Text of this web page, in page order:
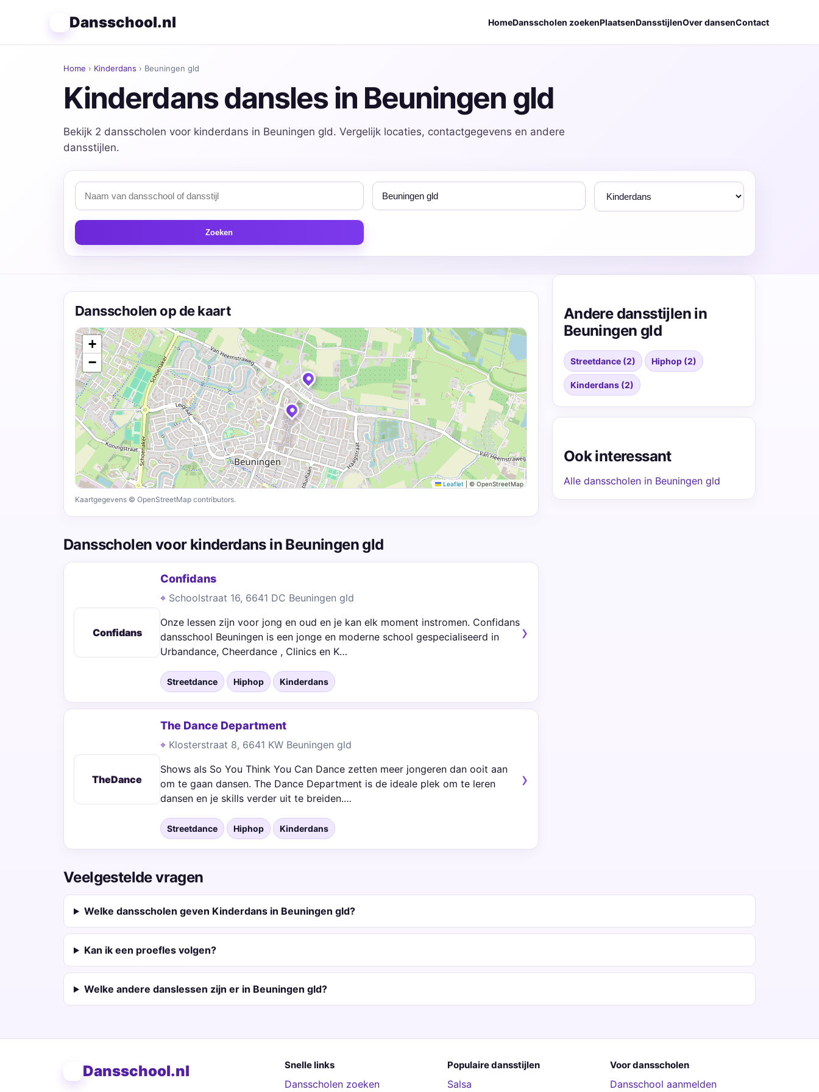
Dansschool.nl HomeDansscholen zoekenPlaatsenDansstijlenOver dansenContact
Home › Kinderdans › Beuningen gld
Kinderdans dansles in Beuningen gld
Bekijk 2 dansscholen voor kinderdans in Beuningen gld. Vergelijk locaties, contactgegevens en andere
dansstijlen.
Zoeken
Dansscholen op de kaart
+
−
Leaflet © OpenStreetMap
Kaartgegevens © OpenStreetMap contributors.
Dansscholen voor kinderdans in Beuningen gld
Confidans
Confidans
Schoolstraat 16, 6641 DC Beuningen gld
Onze lessen zijn voor jong en oud en je kan elk moment instromen. Confidans
dansschool Beuningen is een jonge en moderne school gespecialiseerd in
Urbandance, Cheerdance , Clinics en K…
Streetdance Hiphop Kinderdans
TheDance
The Dance Department
Klosterstraat 8, 6641 KW Beuningen gld
Shows als So You Think You Can Dance zetten meer jongeren dan ooit aan
om te gaan dansen. The Dance Department is de ideale plek om te leren
dansen en je skills verder uit te breiden.…
Streetdance Hiphop Kinderdans
Andere dansstijlen in
Beuningen gld
Streetdance (2) Hiphop (2)
Kinderdans (2)
Ook interessant
Alle dansscholen in Beuningen gld
Veelgestelde vragen
Welke dansscholen geven Kinderdans in Beuningen gld?
Kan ik een proefles volgen?
Welke andere danslessen zijn er in Beuningen gld?
Dansschool.nl Snelle links
Dansscholen zoeken
Populaire dansstijlen
Salsa
Voor dansscholen
Dansschool aanmelden